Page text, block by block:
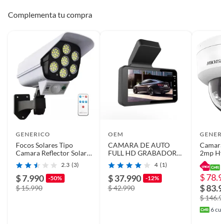
Complementa tu compra
GENERICO
Focos Solares Tipo
Camara Reflector Solar
Led Focos Solares2.3 (3)
$ 7.990 -50%
$ 15.990
OEM
CAMARA DE AUTO
FULL HD GRABADORA
DE VIDEO
4 (1)
$ 37.990 -12%
$ 42.990
2mp
$
$
$
6